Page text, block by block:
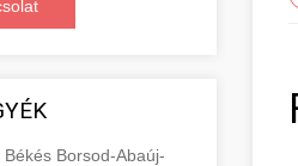
Békés Borsod-Abaúj-